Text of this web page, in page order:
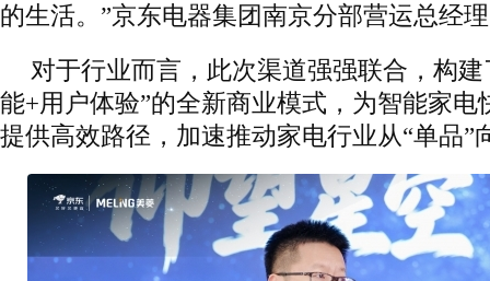
的生活。”京东电器集团南京分部营运总经
对于行业而言，此次渠道强强联合，构
能+用户体验”的全新商业模式，为智能家电
提供高效路径，加速推动家电行业从“单品”